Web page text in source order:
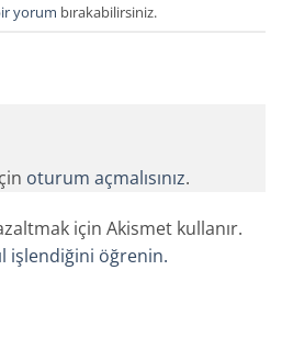
yorum bırakabilirsiniz.
oturum açmalısınız.
için Akismet kullanır.
işlendiğini öğrenin.